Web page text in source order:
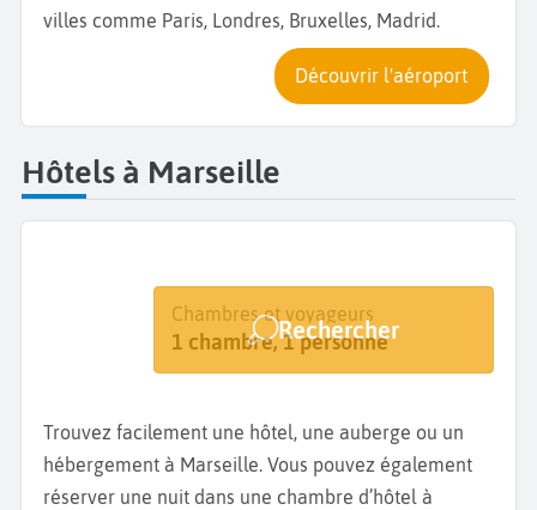
villes comme Paris, Londres, Bruxelles, Madrid.
Découvrir l'aéroport
Hôtels à Marseille
Destination
Marseille
Dates
Dates de votre séjour
Chambres et voyageurs
1 chambre, 1 personne
Rechercher
Trouvez facilement une hôtel, une auberge ou un
hébergement à Marseille. Vous pouvez également
réserver une nuit dans une chambre d’hôtel à